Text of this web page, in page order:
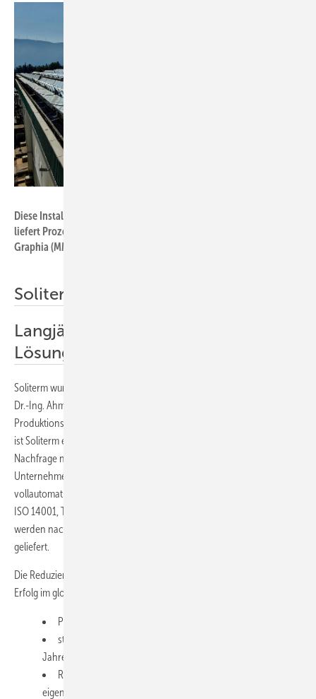
Diese Installation wurde 2021 in Izmir in der Türkei errichtet. Sie
liefert Prozesswärme und Kälte für die Firma ­Mayer Mellnhof
Graphia (MMG).
Soliterm Group
Langjährige Erfahrungen mit PTC-
Lösungen weltweit
Soliterm wurde 1999 vom Forschungszentrum Jülich als Start-up von
Dr.-Ing. Ahmet Lokurlu in Aachen gegründet. Mit Hauptsitz und
Produktionsstätte in Deutschland sowie Niederlassungen in der Türkei
ist Soliterm ein mehrstufiges Unternehmen. Um der steigenden
Nachfrage nach erneuerbarer Energie gerecht zu werden, führte das
Unternehmen die weltweit erste robotergestützte und
vollautomatisierte Produktionsanlage ein. Es ist nach ISO 9001:2015,
ISO 14001, TÜV Solar Key Mark und CE zertifiziert. Die PTC-Systeme
werden nach internationalen Standards und in höchster Qualität
geliefert.
Die Reduzierung des CO₂-Abdrucks der Kunden ist der Schlüssel zum
Erfolg im globalen Umfeld. Die Firmengruppe bietet:
Produktion und Installation schlüsselfertiger PTC-Systeme,
standortspezifische Wartung: Wartung in den ersten zwei
Jahren im Rahmen der Vertragsgarantie,
Reparaturen bei unerwarteten Schäden vor Ort durch
eigene Ingenieurteams,